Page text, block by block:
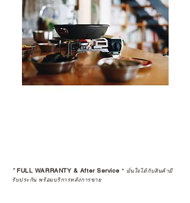
*FULL WARRANTY & After Service * มั่นใจได้กับสินค้ามี
รับประกัน พร้อมบริการหลังการขาย